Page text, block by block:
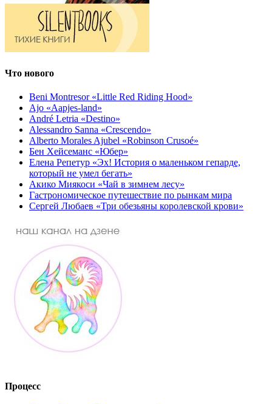
Что нового
Beni Montresor «Little Red Riding Hood»
Ajo «Aapjes-land»
André Letria «Destino»
Alessandro Sanna «Crescendo»
Alberto Morales Ajubel «Robinson Crusoé»
Бен Хейсеманс «Юбер»
Елена Репетур «Эх! История о маленьком гепарде,
который не умел бегать»
Акико Миякоси «Чай в зимнем лесу»
Гастрономическое путешествие по рынкам мира
Сергей Любаев «Три обезьяны королевской крови»
Процесс